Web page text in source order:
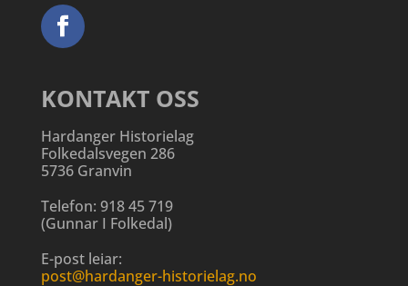
KONTAKT OSS
Hardanger Historielag
Folkedalsvegen 286
5736 Granvin
Telefon: 918 45 719
(Gunnar I Folkedal)
E-post leiar:
post@hardanger-historielag.no